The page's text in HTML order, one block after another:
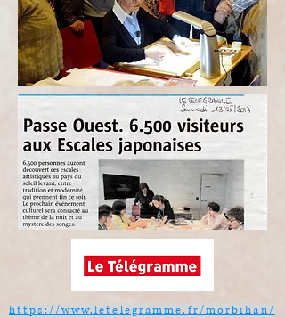
https://www.letelegramme.fr/morbihan/